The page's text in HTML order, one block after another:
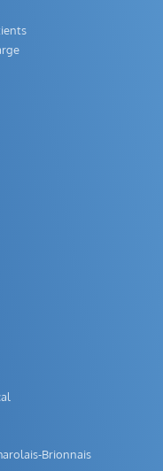
Brionnais